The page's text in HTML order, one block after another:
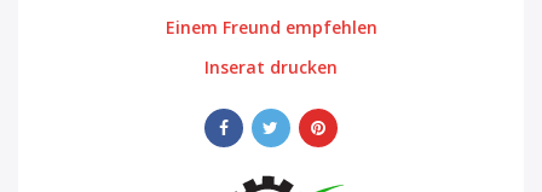
Einem Freund empfehlen
Inserat drucken